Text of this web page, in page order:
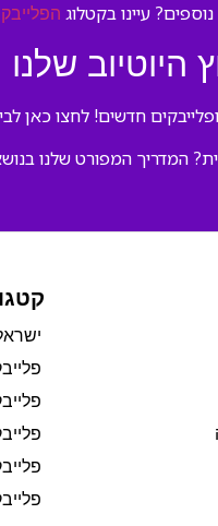
עיינו בקטלוג
היוטיוב שלנו
חדשים! לחצו כאן
המדריך המפורט שלנו